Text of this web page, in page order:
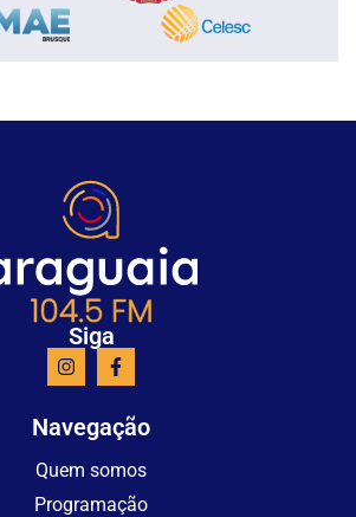
Siga
Navegação
Quem somos
Programação